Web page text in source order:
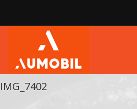
IMG_7402